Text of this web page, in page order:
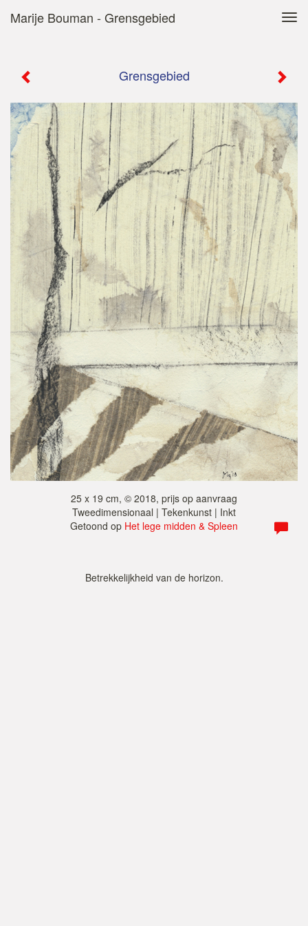
Marije Bouman - Grensgebied
Grensgebied
25 x 19 cm, © 2018, prijs op aanvraag
Tweedimensionaal | Tekenkunst | Inkt
Getoond op Het lege midden & Spleen
Betrekkelijkheid van de horizon.